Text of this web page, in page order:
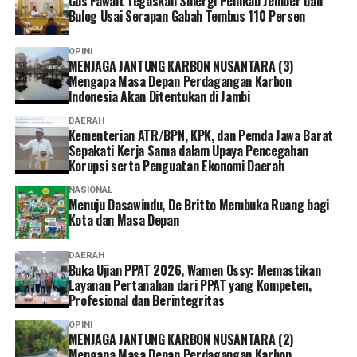
yang baik akan mendukung perlindungan lahan
pertanian, penyelamatan aset, serta menciptakan tertib
administrasi yang berdampak bagi pembangunan
daerah.
“Mudah-mudahan pertemuan ini melahirkan tertib
administrasi seluruh aset pemerintah bisa
tersertipikatkan, aset warga bisa tersertipikatkan, NOP
disusun berdasarkan asas kepatutan dan kelayakan, dan
ada perlindungan pada areal pertanian, areal
perhutanan, perkebunan, mata air, serta seluruh areal
publik yang memang diperuntukkan untuk publik,”
katanya.
Ke depan, Pemerintah Provinsi Jawa Barat berkomitmen
untuk mempercepat sertipikasi aset daerah yang belum
memiliki kepastian hukum. “Provinsi Jawa Barat masih
memiliki sekitar 3.200 bidang tanah yang belum
bersertipikat. Tahun 2027 harus sudah selesai, termasuk
Bulog Usai Serapan Gabah Tembus 110 Persen
OPINI
MENJAGA JANTUNG KARBON NUSANTARA (3)
Mengapa Masa Depan Perdagangan Karbon
Indonesia Akan Ditentukan di Jambi
DAERAH
Kementerian ATR/BPN, KPK, dan Pemda Jawa Barat
Sepakati Kerja Sama dalam Upaya Pencegahan
Korupsi serta Penguatan Ekonomi Daerah
NASIONAL
Menuju Dasawindu, De Britto Membuka Ruang bagi
Kota dan Masa Depan
DAERAH
Buka Ujian PPAT 2026, Wamen Ossy: Memastikan
Layanan Pertanahan dari PPAT yang Kompeten,
Profesional dan Berintegritas
OPINI
MENJAGA JANTUNG KARBON NUSANTARA (2)